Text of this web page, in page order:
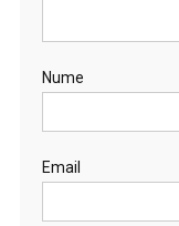
Nume
Email